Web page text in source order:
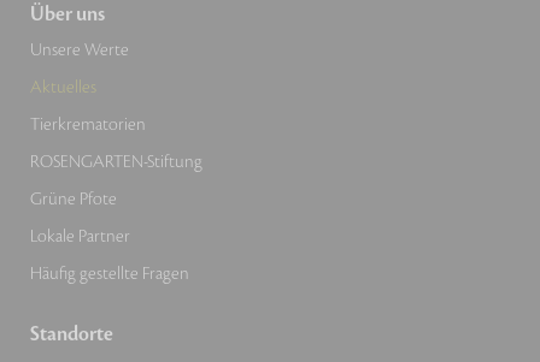
Über uns
Unsere Werte
Aktuelles
Tierkrematorien
ROSENGARTEN-Stiftung
Grüne Pfote
Lokale Partner
Häufig gestellte Fragen
Standorte